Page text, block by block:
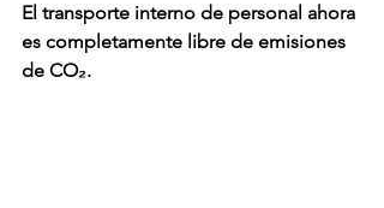
El transporte interno de personal ahora
es completamente libre de emisiones
de CO₂.